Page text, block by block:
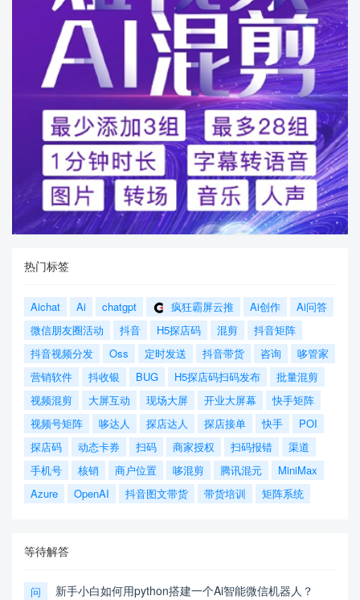
热门标签
Aichat Ai chatgpt 疯狂霸屏云推 Ai创作
Ai问答
微信朋友圈活动
抖音 H5探店码 混剪
抖音矩阵
抖音视频分发
Oss 定时发送 抖音带货 咨询
哆管家
营销软件
抖收银 BUG H5探店码扫码发布
批量混剪
视频混剪
大屏互动 现场大屏 开业大屏幕
快手矩阵
视频号矩阵
哆达人 探店达人 探店接单 快手
POI
探店码
动态卡券 扫码 商家授权 扫码报错
渠道
手机号
核销 商户位置 哆混剪 腾讯混元
MiniMax
Azure
OpenAI 抖音图文带货 带货培训 矩阵系统
等待解答
问 新手小白如何用python搭建一个Ai智能微信机器人？